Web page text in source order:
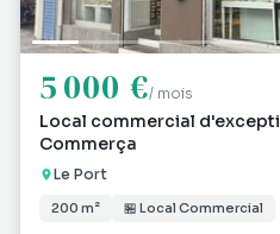
5 000 €/ mois
Local commercial
Commerça
Le Port
200 m² 🏪 Local Commercial